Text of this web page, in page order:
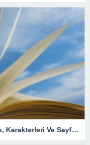
Yalnız Efe – Kitap Özeti Oku, Konusu, Karakterleri Ve Sayfa Sayısı – En Son Haberler